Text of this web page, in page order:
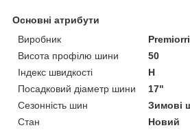
Основні атрибути
Виробник
Premiorri
Висота профілю шини
50
Індекс швидкості
H
Посадковий діаметр шини
17"
Сезонність шин
Зимові
Стан
Новий